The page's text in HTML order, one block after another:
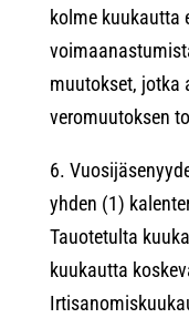
kolme kuukautta
muutokset, jotka
veromuutoksen
6.
yhden (1)
Tauotetulta
kuukautta